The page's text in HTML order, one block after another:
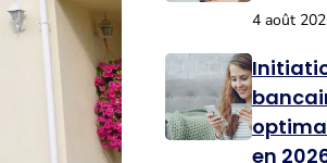
4 août
en